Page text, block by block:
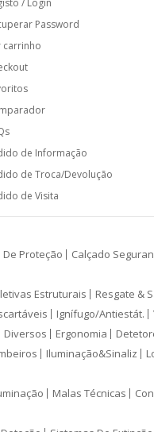
/ Login
Password
carrinho
de Informação
de Troca/Devolução
de Visita
De Proteção Calçado
Estruturais Resgate &
Ignífugo/Antiestát.
Diversos Ergonomia
Iluminação&Sinaliz
Malas Técnicas